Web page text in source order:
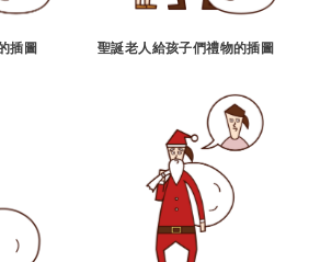
插圖 聖誕老人給孩子們禮物的插圖